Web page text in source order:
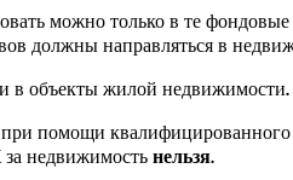
можно только в те
должны направляться в
в объекты жилой
помощи
недвижимость нельзя.